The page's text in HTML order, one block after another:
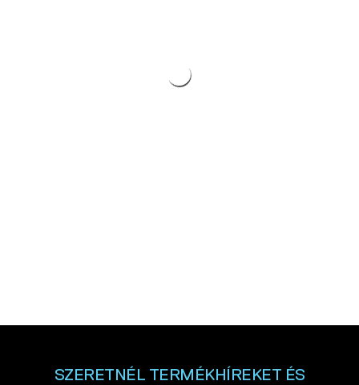
SZERETNÉL TERMÉKHÍREKET ÉS